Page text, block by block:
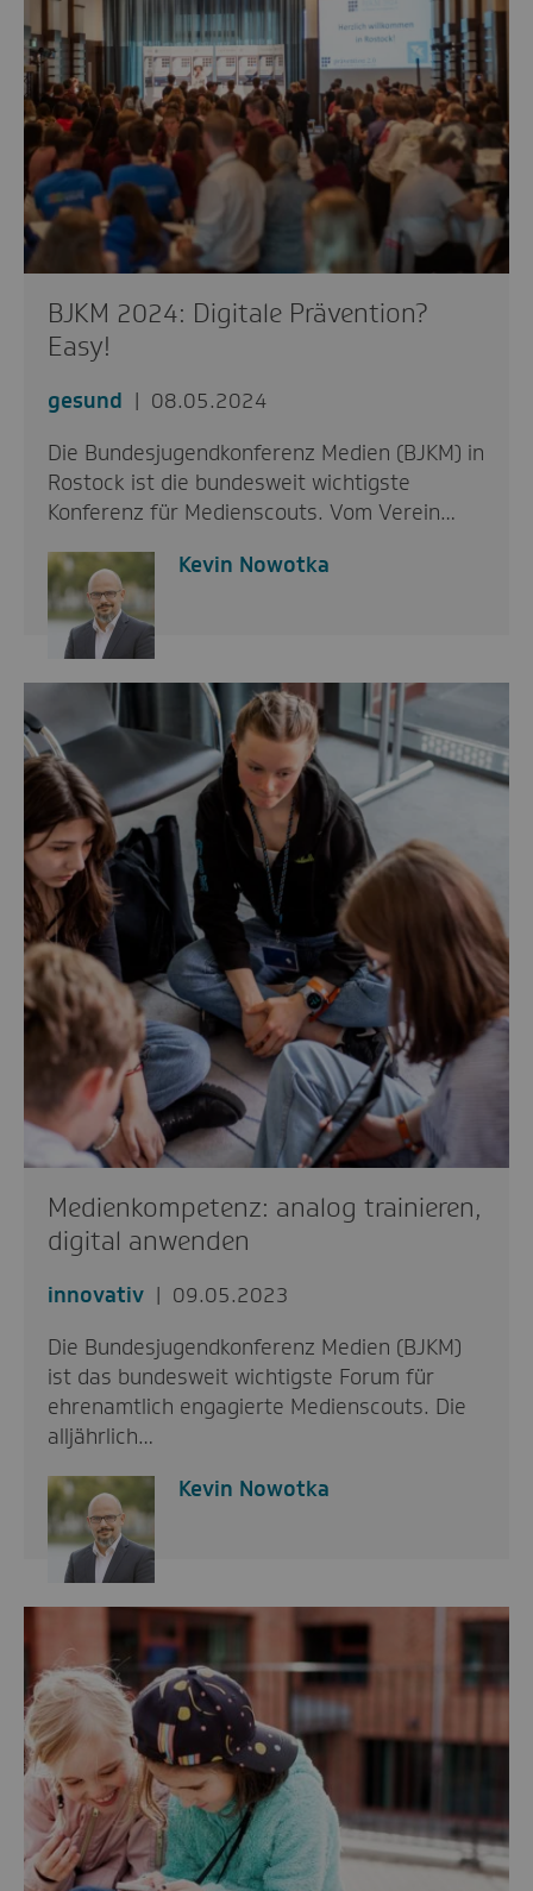
BJKM 2024: Digitale Prävention?
Easy!
gesund
08.05.2024
Die Bundesjugendkonferenz Medien (BJKM) in
Rostock ist die bundesweit wichtigste
Konferenz für Medienscouts. Vom Verein…
Kevin Nowotka
Medienkompetenz: analog trainieren,
digital anwenden
innovativ
09.05.2023
Die Bundesjugendkonferenz Medien (BJKM)
ist das bundesweit wichtigste Forum für
ehrenamtlich engagierte Medienscouts. Die
alljährlich…
Kevin Nowotka